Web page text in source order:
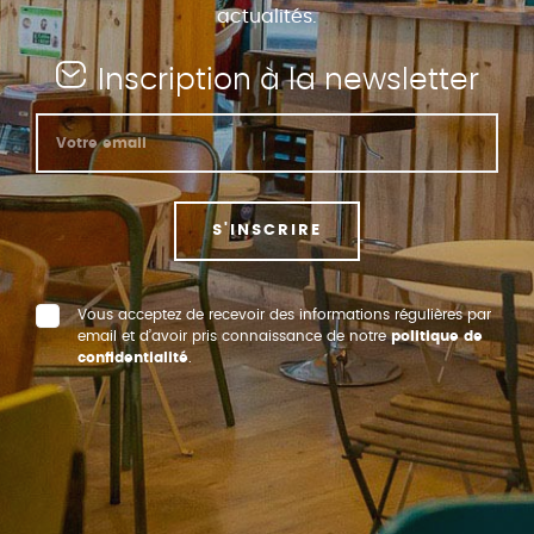
actualités.
Inscription à la newsletter
S'INSCRIRE
Vous acceptez de recevoir des informations régulières par
email et d’avoir pris connaissance de notrepolitique de
confidentialité